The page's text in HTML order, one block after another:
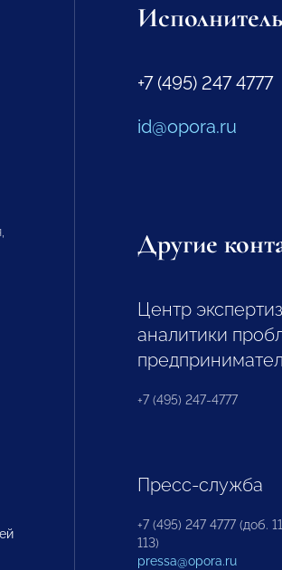
+7 (495) 247 4777
id@opora.ru
Другие
Центр
аналитики
+7 (495) 247-4777
Пресс-служба
+7 (495) 247 4777 (доб.
113)
pressa@opora.ru